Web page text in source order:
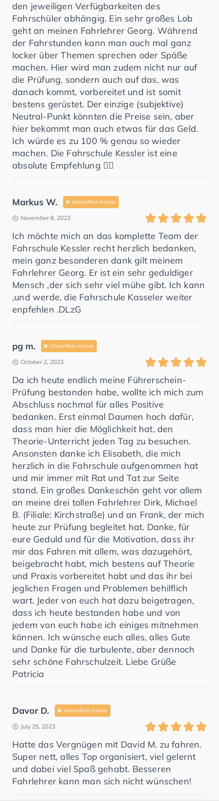
den jeweiligen Verfügbarkeiten des
Fahrschüler abhängig. Ein sehr großes Lob
geht an meinen Fahrlehrer Georg. Während
der Fahrstunden kann man auch mal ganz
locker über Themen sprechen oder Späße
machen. Hier wird man zudem nicht nur auf
die Prüfung, sondern auch auf das, was
danach kommt, vorbereitet und ist somit
bestens gerüstet. Der einzige (subjektive)
Neutral-Punkt könnten die Preise sein, aber
hier bekommt man auch etwas für das Geld.
Ich würde es zu 100 % genau so wieder
machen. Die Fahrschule Kessler ist eine
absolute Empfehlung 👍🏼
Markus W. Unverified review
November 8, 2023
Ich möchte mich an das komplette Team der
Fahrschule Kessler recht herzlich bedanken,
mein ganz besonderen dank gilt meinem
Fahrlehrer Georg. Er ist ein sehr geduldiger
Mensch ,der sich sehr viel mühe gibt. Ich kann
,und werde, die Fahrschule Kasseler weiter
enpfehlen .DLzG
pg m. Unverified review
October 2, 2023
Da ich heute endlich meine Führerschein-
Prüfung bestanden habe, wollte ich mich zum
Abschluss nochmal für alles Positive
bedanken. Erst einmal Daumen hoch dafür,
dass man hier die Möglichkeit hat, den
Theorie-Unterricht jeden Tag zu besuchen.
Ansonsten danke ich Elisabeth, die mich
herzlich in die Fahrschule aufgenommen hat
und mir immer mit Rat und Tat zur Seite
stand. Ein großes Dankeschön geht vor allem
an meine drei tollen Fahrlehrer Dirk, Michael
B. (Filiale: Kirchstraße) und an Frank, der mich
heute zur Prüfung begleitet hat. Danke, für
eure Geduld und für die Motivation, dass ihr
mir das Fahren mit allem, was dazugehört,
beigebracht habt, mich bestens auf Theorie
und Praxis vorbereitet habt und das ihr bei
jeglichen Fragen und Problemen behilflich
wart. Jeder von euch hat dazu beigetragen,
dass ich heute bestanden habe und von
jedem von euch habe ich einiges mitnehmen
können. Ich wünsche euch alles, alles Gute
und Danke für die turbulente, aber dennoch
sehr schöne Fahrschulzeit. Liebe Grüße
Patricia
Davor D. Unverified review
July 25, 2023
Hatte das Vergnügen mit David M. zu fahren.
Super nett, alles Top organisiert, viel gelernt
und dabei viel Spaß gehabt. Besseren
Fahrlehrer kann man sich nicht wünschen!